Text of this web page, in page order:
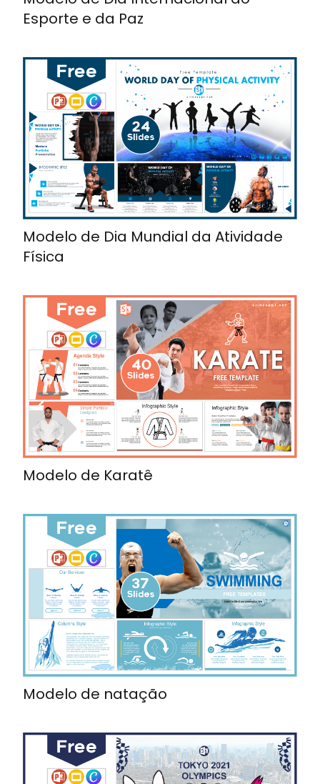
Esporte e da Paz
Modelo de Dia Mundial da Atividade
Física
Modelo de Karatê
Modelo de natação